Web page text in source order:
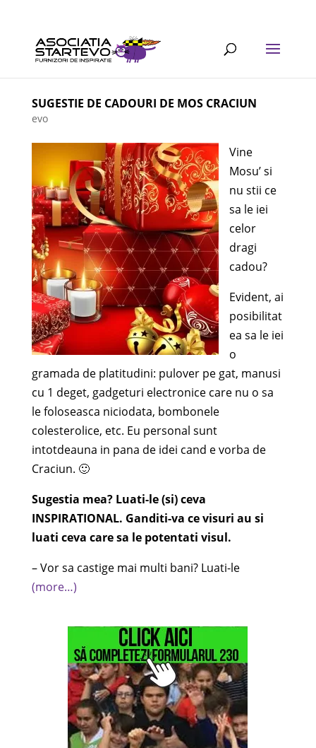
SUGESTIE DE CADOURI DE MOS CRACIUN
evo
Vine
Mosu’ si
nu stii ce
sa le iei
celor
dragi
cadou?
Evident, ai
posibilitat
ea sa le iei
o
gramada de platitudini: pulover pe gat, manusi
cu 1 deget, gadgeturi electronice care nu o sa
le foloseasca niciodata, bombonele
colesterolice, etc. Eu personal sunt
intotdeauna in pana de idei cand e vorba de
Craciun. 🙂
Sugestia mea? Luati-le (si) ceva
INSPIRATIONAL. Ganditi-va ce visuri au si
luati ceva care sa le potentati visul.
– Vor sa castige mai multi bani? Luati-le
(more…)